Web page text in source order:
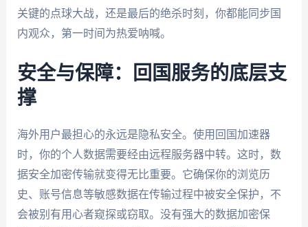
关键的点球大战，还是最后的绝杀时刻，你都能同步国
内观众，第一时间为热爱呐喊。
安全与保障：回国服务的底层支
撑
海外用户最担心的永远是隐私安全。使用回国加速器
时，你的个人数据需要经由远程服务器中转。这时，数
据安全加密传输就变得无比重要。它确保你的浏览历
史、账号信息等敏感数据在传输过程中被安全保护，不
会被别有用心者窥探或窃取。没有强大的数据加密保